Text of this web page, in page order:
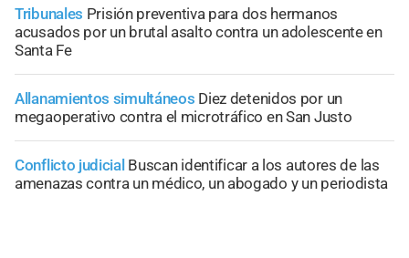
Tribunales Prisión preventiva para dos hermanos
acusados por un brutal asalto contra un adolescente en
Santa Fe
Allanamientos simultáneos Diez detenidos por un
megaoperativo contra el microtráfico en San Justo
Conflicto judicial Buscan identificar a los autores de las
amenazas contra un médico, un abogado y un periodista